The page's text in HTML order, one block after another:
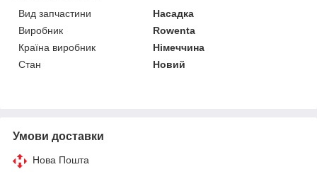
Вид запчастини
Насадка
Виробник
Rowenta
Країна виробник
Німеччина
Стан
Новий
Умови доставки
Нова Пошта